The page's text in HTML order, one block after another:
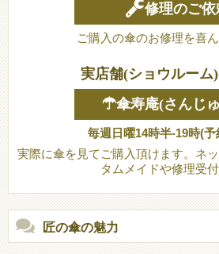
修理のご依
ご購入の傘のお修理を喜
実店舗(ショウルーム
☂傘寿庵(さんじ
毎週日曜14時半-19時(
実際に傘を見てご購入頂けます。ネ
タムメイドや修理受
匠の傘の魅力